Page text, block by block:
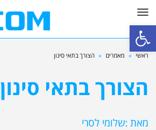
פתח סרגל נגישות
תפריט
ראשי » מאמרים » הצורך בתאי סינון
הצורך בתאי סינון
מאת :שלומי לסרי